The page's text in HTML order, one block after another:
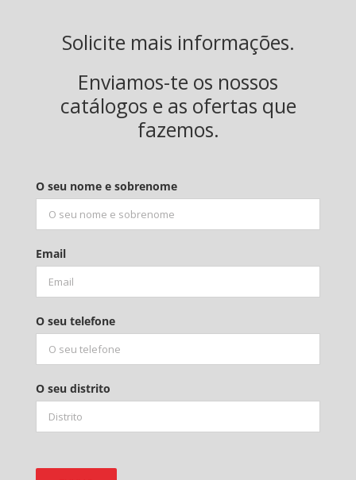
Solicite mais informações.
Enviamos-te os nossos
catálogos e as ofertas que
fazemos.
O seu nome e sobrenome
Email
O seu telefone
O seu distrito